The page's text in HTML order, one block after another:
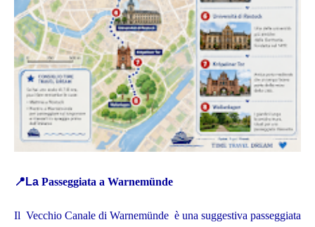
📍La Passeggiata a Warnemünde
Il Vecchio Canale di Warnemünde è una suggestiva passeggiata